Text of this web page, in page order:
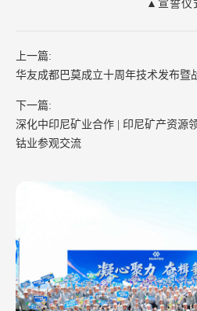
▲宣誓仪
上一篇:
华友成都巴莫成立十周年技术发布暨
下一篇:
深化中印尼矿业合作 | 印尼矿产资源
钴业参观交流